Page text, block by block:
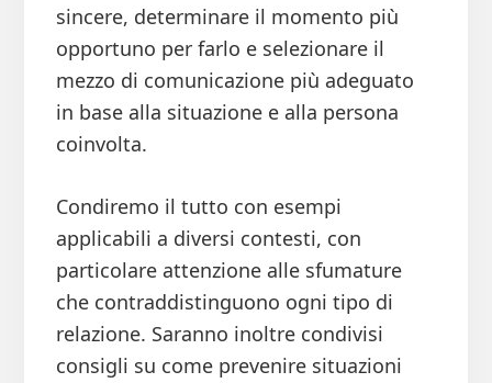
sincere, determinare il momento più
opportuno per farlo e selezionare il
mezzo di comunicazione più adeguato
in base alla situazione e alla persona
coinvolta.
Condiremo il tutto con esempi
applicabili a diversi contesti, con
particolare attenzione alle sfumature
che contraddistinguono ogni tipo di
relazione. Saranno inoltre condivisi
consigli su come prevenire situazioni